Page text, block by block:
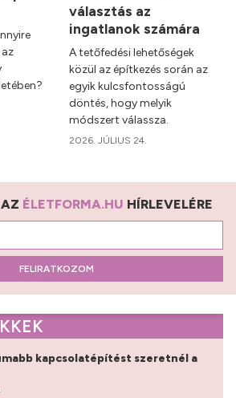
választás az
ingatlanok számára
A tetőfedési lehetőségek
közül az építkezés során az
egyik kulcsfontosságú
döntés, hogy melyik
módszert válassza.
2026. JÚLIUS 24.
ÉLETFORMA.HU HÍRLEVELÉRE
FELIRATKOZOM
kapcsolatépítést szeretnél a